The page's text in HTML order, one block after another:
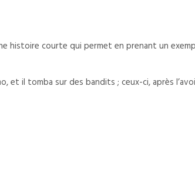
histoire courte qui permet en prenant un
et il tomba sur des bandits ; ceux-ci, après